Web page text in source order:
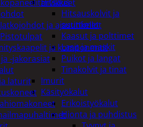
Hitsauskolvit ja
suuttimet
Kaasut ja polttimet
Lasit ja maskit
Puikot ja langat
Tinakolvit ja tinat
Imurit
Käsityökalut
Erikoistyökalut
Hionta ja puhdistus
Jatkojohdot ja ajastinkellot
Pistotulpat
ja komponentit
-jakorasiat
laturit